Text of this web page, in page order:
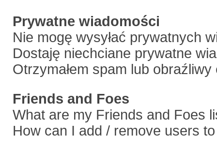
Prywatne wiadomości
Nie mogę wysyłać prywatnych
Dostaję niechciane prywatne
Otrzymałem spam lub
Friends and Foes
What are my Friends and Foes
How can I add / remove users